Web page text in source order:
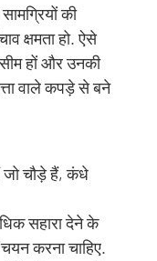
की
क्षमता हो. ऐसे
हों और उनकी
वाले कपड़े से बने
जो चौड़े हैं, कंधे
सहारा देने के
करना चाहिए.